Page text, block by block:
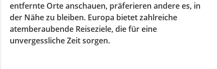
entfernte Orte anschauen, präferieren andere es, in
der Nähe zu bleiben. Europa bietet zahlreiche
atemberaubende Reiseziele, die für eine
unvergessliche Zeit sorgen.